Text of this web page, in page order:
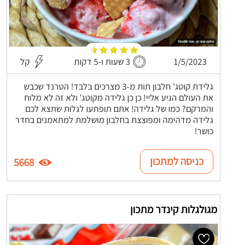
1/5/2023 3 שעות ו-5 דקות קל
גלידת קוטג' חלבון תות מ-3 מצרכים בלבד! הטרנד שכבש
את העולם הגיע אליי! כן כן גלידה מקוטג' ולא זה לא מלוח
והמרקם? כמו של גלידה! אתם תופתעו לגלות שתצא לכם
גלידה מדהימה ומפוצצת בחלבון מושלמת למתאמנים בחדר
כושר!
כניסה למתכון 5668
מגולגלות קינדר מתכון